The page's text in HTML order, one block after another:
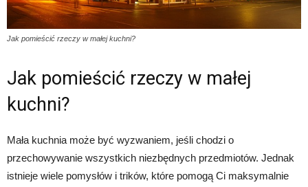
Jak pomieścić rzeczy w małej kuchni?
Jak pomieścić rzeczy w małej
kuchni?
Mała kuchnia może być wyzwaniem, jeśli chodzi o
przechowywanie wszystkich niezbędnych przedmiotów. Jednak
istnieje wiele pomysłów i trików, które pomogą Ci maksymalnie